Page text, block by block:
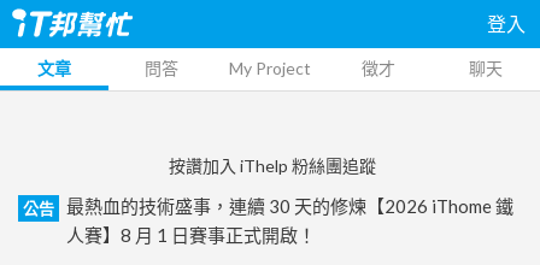
登入
文章 問答 My Project 徵才 聊天
按讚加入 iThelp 粉絲團追蹤
公告
最熱血的技術盛事，連續 30 天的修煉【2026 iThome 鐵
人賽】8 月 1 日賽事正式開啟！